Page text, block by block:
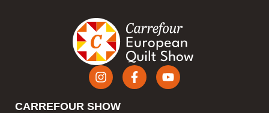
CARREFOUR SHOW